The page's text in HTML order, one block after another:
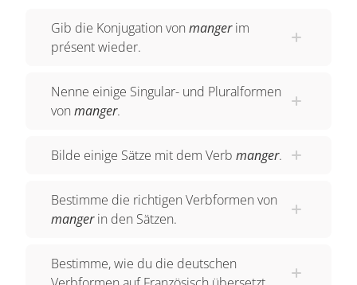
allons manger, vous allez manger, ils vont
manger. Die Endungen sind fast alle die
es, -e, -ons, -ez, -ent. Aber eine kleine
Besonderheit gibt es doch: das E vor der Endung
man aber das E? Das hat etwas mit der
man das G wie -ge- . Vor einem O verändert man
aber die Aussprache; man spricht es wie ein
also weglassen, hieße es mangons. Das klingt
Gib die Konjugation von mangerim
présent wieder.
Nenne einige Singular- und Pluralformen
von manger.
Bilde einige Sätze mit dem Verb manger.
Bestimme die richtigen Verbformen von
mangerin den Sätzen.
Bestimme, wie du die deutschen